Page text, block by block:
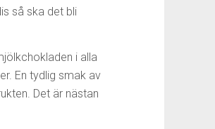
så ska det bli
i alla
En tydlig smak av
Det är nästan